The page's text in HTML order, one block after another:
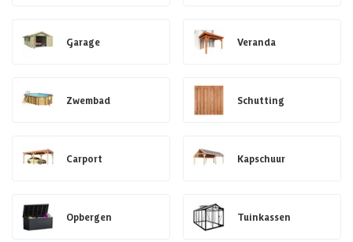
Garage Veranda
Zwembad Schutting
Carport Kapschuur
Opbergen Tuinkassen